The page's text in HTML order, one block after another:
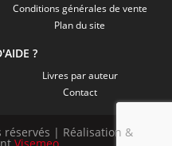
Conditions générales de vente
Plan du site
?
Livres par auteur
Contact
| Réalisation &